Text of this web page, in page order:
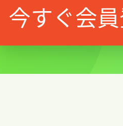
今すぐ会